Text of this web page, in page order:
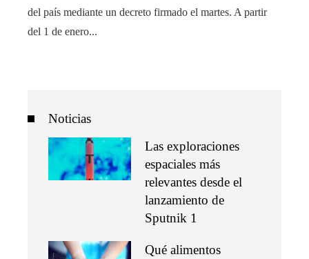
del país mediante un decreto firmado el martes. A partir
del 1 de enero...
Noticias
Las exploraciones
espaciales más
relevantes desde el
lanzamiento de
Sputnik 1
Qué alimentos